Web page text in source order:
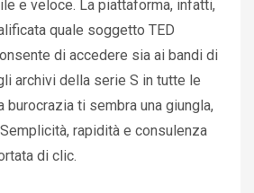
e veloce. La piattaforma, infatti,
quale soggetto TED
di accedere sia ai bandi di
archivi della serie S in tutte le
burocrazia ti sembra una giungla,
rapidità e consulenza
di clic.